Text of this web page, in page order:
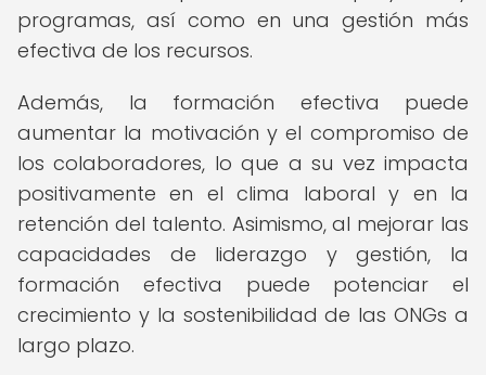
programas, así como en una gestión más
efectiva de los recursos.
Además, la formación efectiva puede
aumentar la motivación y el compromiso de
los colaboradores, lo que a su vez impacta
positivamente en el clima laboral y en la
retención del talento. Asimismo, al mejorar las
capacidades de liderazgo y gestión, la
formación efectiva puede potenciar el
crecimiento y la sostenibilidad de las ONGs a
largo plazo.